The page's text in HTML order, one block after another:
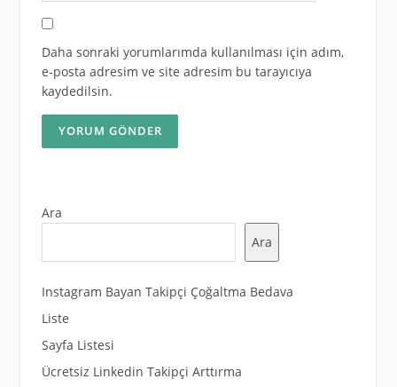
Daha sonraki yorumlarımda kullanılması için adım,
e-posta adresim ve site adresim bu tarayıcıya
kaydedilsin.
Ara
Ara
Instagram Bayan Takipçi Çoğaltma Bedava
Liste
Sayfa Listesi
Ücretsiz Linkedin Takipçi Arttırma